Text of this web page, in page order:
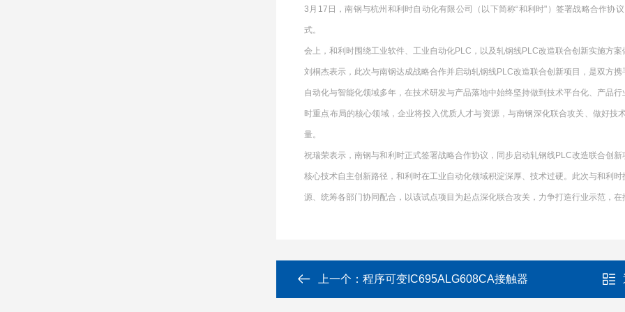
3月17日，南钢与杭州和利时自动化有限公司（以下简称“和利时"）签署战略合作
式。
会上，和利时围绕工业软件、工业自动化PLC，以及轧钢线PLC改造联合创新实施方案
刘桐杰表示，此次与南钢达成战略合作并启动轧钢线PLC改造联合创新项目，是双方
自动化与智能化领域多年，在技术研发与产品落地中始终坚持做到技术平台化、产品
时重点布局的核心领域，企业将投入优质人才与资源，与南钢深化联合攻关、做好
量。
祝瑞荣表示，南钢与和利时正式签署战略合作协议，同步启动轧钢线PLC改造联合创
核心技术自主创新路径，和利时在工业自动化领域积淀深厚、技术过硬。此次与和利
源、统筹各部门协同配合，以该试点项目为起点深化联合攻关，力争打造行业示范，
上一个： 程序可变IC695ALG608CA接触器